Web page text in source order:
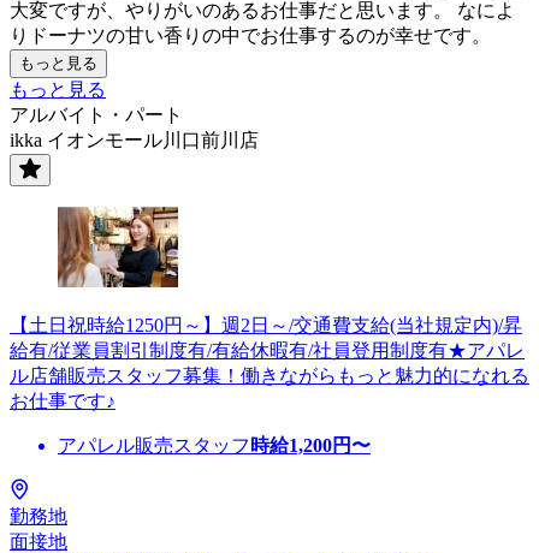
大変ですが、やりがいのあるお仕事だと思います。 なによ
りドーナツの甘い香りの中でお仕事するのが幸せです。
もっと見る
もっと見る
アルバイト・パート
ikka イオンモール川口前川店
【土日祝時給1250円～】週2日～/交通費支給(当社規定内)/昇
給有/従業員割引制度有/有給休暇有/社員登用制度有★アパレ
ル店舗販売スタッフ募集！働きながらもっと魅力的になれる
お仕事です♪
アパレル販売スタッフ 時給1,200円〜
勤務地
面接地